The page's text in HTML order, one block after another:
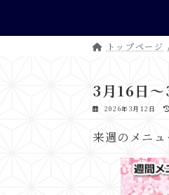
トップページ
3月16日
2026年3月12日
来週のメニ